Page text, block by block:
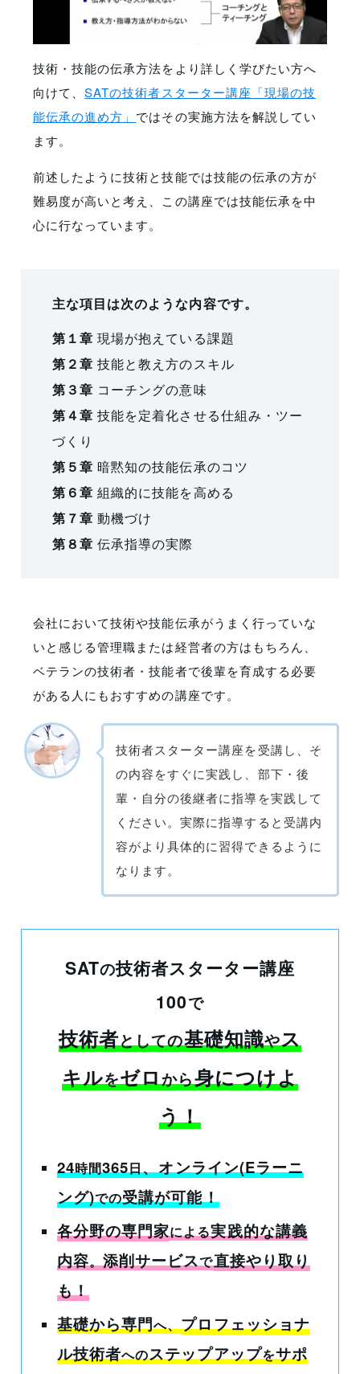
技術・技能の伝承方法をより詳しく学びたい方へ
向けて、SATの技術者スターター講座「現場の技
能伝承の進め方」 ではその実施方法を解説してい
ます。
前述したように技術と技能では技能の伝承の方が
難易度が高いと考え、この講座では技能伝承を中
心に行なっています。
主な項目は次のような内容です。
第１章 現場が抱えている課題
第２章 技能と教え方のスキル
第３章 コーチングの意味
第４章 技能を定着化させる仕組み・ツー
づくり
第５章 暗黙知の技能伝承のコツ
第６章 組織的に技能を高める
第７章 動機づけ
第８章 伝承指導の実際
会社において技術や技能伝承がうまく行っていな
いと感じる管理職または経営者の方はもちろん、
ベテランの技術者・技能者で後輩を育成する必要
がある人にもおすすめの講座です。
技術者スターター講座を受講し、そ
の内容をすぐに実践し、部下・後
輩・自分の後継者に指導を実践して
ください。実際に指導すると受講内
容がより具体的に習得できるように
なります。
SATの技術者スターター講座
100で
技術者としての基礎知識やス
キルをゼロから身につけよ
う ！
24時間365日、オンライン(Eラーニ
ング)での受講が可能！
各分野の専門家による実践的な講義
内容。添削サービスで直接やり取り
も！
基礎から専門へ、プロフェッショナ
ル技術者へのステップアップをサポ